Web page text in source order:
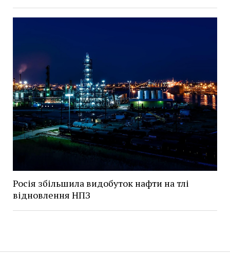
Росія збільшила видобуток нафти на тлі
відновлення НПЗ